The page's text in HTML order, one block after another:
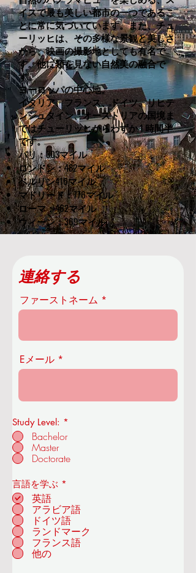
イスで最も美しい都市の一つであるこ
とに常に気づいています。また、チュ
ーリッヒは、その多様な景観と美しさ
から、映画の撮影地としても有名で
す。他に類を見ない自然美の融合で
す。
ヨーロッパの中心地。
イタリア、フランス、ドイツ、リヒテ
ンシュタイン、オーストリアの国境ま
ではチューリッヒからわずか 1 時間半
です。
パリ：303マイル
ロンドン：482マイル
ベルリン416マイル
マドリード：776マイル
ローマ：462マイル
ウィーン：369マイル
OUS王立経済技術アカデミー
チューリッヒ - スイ
ス
連絡する
ファーストネーム
Eメール
Study Level: *
Bachelor
Master
Doctorate
言語を学ぶ *
目
英語
アラビア語
ドイツ語
ランドマーク
フランス語
他の